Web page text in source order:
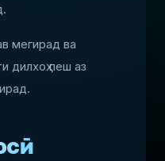
мегирад ва
дилхоҳ пеш аз